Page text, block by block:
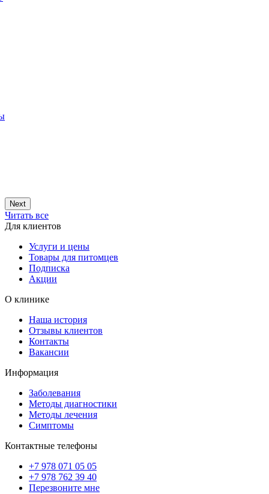
Next
Читать все
Для клиентов
Услуги и цены
Товары для питомцев
Подписка
Акции
О клинике
Наша история
Отзывы клиентов
Контакты
Вакансии
Информация
Заболевания
Методы диагностики
Методы лечения
Симптомы
Контактные телефоны
+7 978 071 05 05
+7 978 762 39 40
Перезвоните мне